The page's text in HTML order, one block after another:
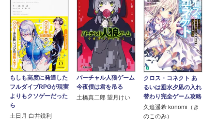
もしも高度に発達した
フルダイブRPGが現実
よりもクソゲーだった
ら
土日月 白井鋭利
バーチャル人狼ゲーム
今夜僕は君を吊る
土橋真二郎 望月けい
クロス・コネクト あ
るいは垂水夕凪の入れ
替わり完全ゲーム攻略
久追遥希 konomi（き
のこのみ）